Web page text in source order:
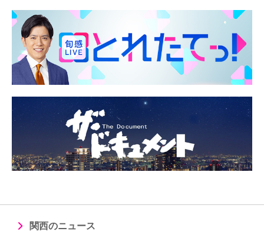
関西のニュース